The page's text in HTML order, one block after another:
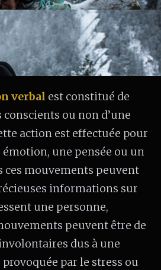
verbal est constitué de
ou non d’une
action est effectuée pour
une pensée ou un
ces mouvements peuvent
informations sur
une personne,
peuvent être de
dus à une
par le stress ou